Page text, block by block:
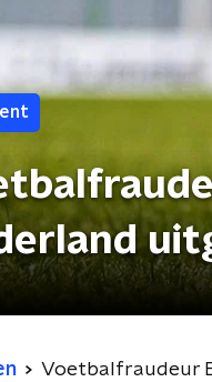
Voetbalfraudeur